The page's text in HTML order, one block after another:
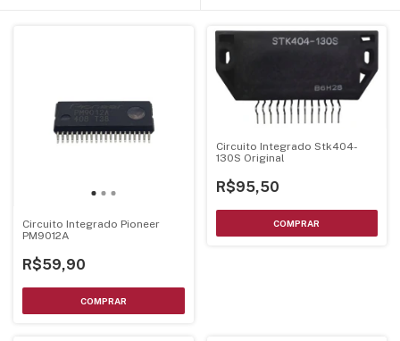
Circuito Integrado Pioneer
PM9012A
R$59,90
Circuito Integrado Stk404-
130S Original
R$95,50